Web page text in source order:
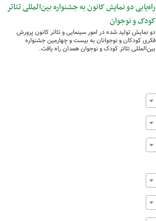
راه‌یابی دو نمایش کانون به جشنواره بین‌المللی تئاتر
کودک و نوجوان
دو نمایش تولید شده در امور سینمایی و تئاتر کانون پرورش
فکری کودکان و نوجوانان به بیست و چهارمین جشنواره
بین‌المللی تئاتر کودک و نوجوان همدان راه یافت.